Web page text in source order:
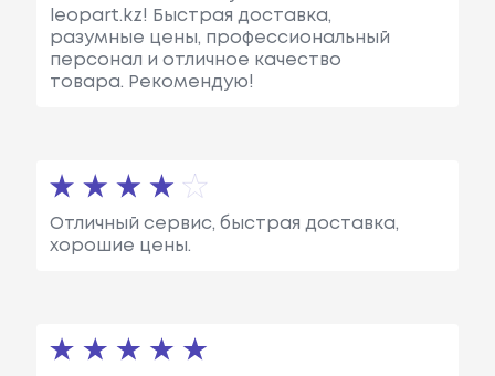
leopart.kz! Быстрая доставка,
разумные цены, профессиональный
персонал и отличное качество
товара. Рекомендую!
Отличный сервис, быстрая доставка,
хорошие цены.